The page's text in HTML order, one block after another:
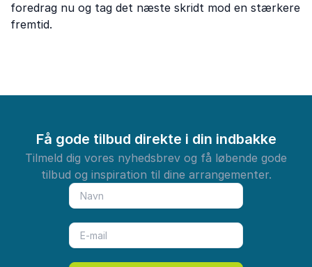
foredrag nu og tag det næste skridt mod en stærkere
fremtid.
Få gode tilbud direkte i din indbakke
Tilmeld dig vores nyhedsbrev og få løbende gode
tilbud og inspiration til dine arrangementer.